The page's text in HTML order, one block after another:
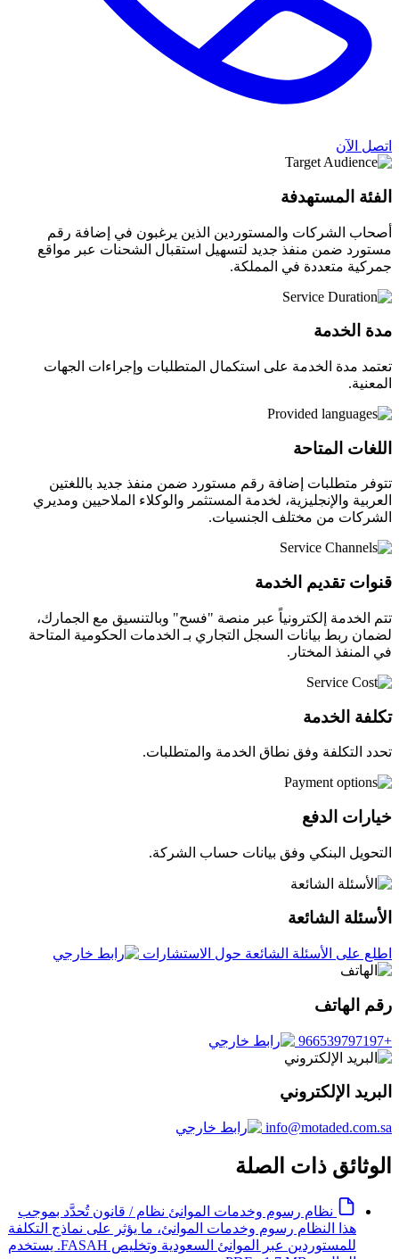
اتصل الآن
الفئة المستهدفة
أصحاب الشركات والمستوردين الذين يرغبون في إضافة رقم
مستورد ضمن منفذ جديد لتسهيل استقبال الشحنات عبر مواقع
جمركية متعددة في المملكة.
مدة الخدمة
تعتمد مدة الخدمة على استكمال المتطلبات وإجراءات الجهات
المعنية.
اللغات المتاحة
تتوفر متطلبات إضافة رقم مستورد ضمن منفذ جديد باللغتين
العربية والإنجليزية، لخدمة المستثمر والوكلاء الملاحيين ومديري
الشركات من مختلف الجنسيات.
قنوات تقديم الخدمة
تتم الخدمة إلكترونياً عبر منصة "فسح" وبالتنسيق مع الجمارك،
لضمان ربط بيانات السجل التجاري بـ الخدمات الحكومية المتاحة
في المنفذ المختار.
تكلفة الخدمة
تحدد التكلفة وفق نطاق الخدمة والمتطلبات.
خيارات الدفع
التحويل البنكي وفق بيانات حساب الشركة.
الأسئلة الشائعة
اطلع على الأسئلة الشائعة حول الاستشارات
رقم الهاتف
+966539797197
البريد الإلكتروني
info@motaded.com.sa
الوثائق ذات الصلة
نظام رسوم وخدمات الموانئ نظام / قانون تُحدَّد بموجب
هذا النظام رسوم وخدمات الموانئ، ما يؤثر على نماذج التكلفة
للمستوردين عبر الموانئ السعودية وتخليص FASAH. يستخدم